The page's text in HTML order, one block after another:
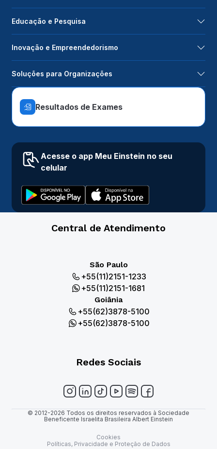
Educação e Pesquisa
Inovação e Empreendedorismo
Soluções para Organizações
Resultados de Exames
Acesse o app Meu Einstein no seu
celular
Central de Atendimento
São Paulo
+55(11)2151-1233
+55(11)2151-1681
Goiânia
+55(62)3878-5100
+55(62)3878-5100
Redes Sociais
© 2012-2026 Todos os direitos reservados à Sociedade
Beneficente Israelita Brasileira Albert Einstein
Cookies
Políticas, Privacidade e Proteção de Dados